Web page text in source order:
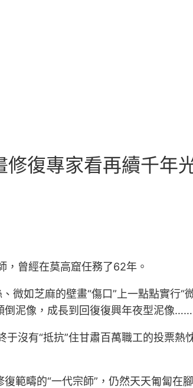
修復專家看再續千年
曾經在莫高窟任務了62年。
如芝麻的壁畫“傷口”上一點點實行“
倒泥像，成長到回復復興年夜型泥像……
沒有“抵抗”住甘肅百萬職工的投票熱
範疇的“一代宗師”，仍然天天匍匐在